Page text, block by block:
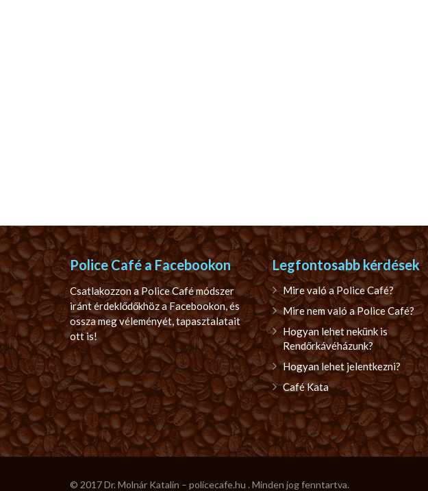
Police Café a Facebookon
Csatlakozzon a Police Café módszer
iránt érdeklődőkhöz a Facebookon, és
ossza meg véleményét, tapasztalatait
ott is!
Legfontosabb kérdések
Mire való a Police Café?
Mire nem való a Police Café?
Hogyan lehet nekünk is
Rendőrkávéházunk?
Hogyan lehet jelentkezni?
Café Kata
© 2017 Dr. Molnár Katalin – policecafe.hu . Minden jog fenntartva.